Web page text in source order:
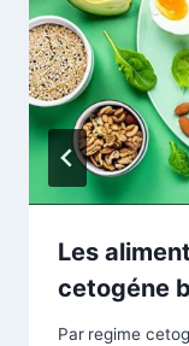
Les
cetogéne
Par regime